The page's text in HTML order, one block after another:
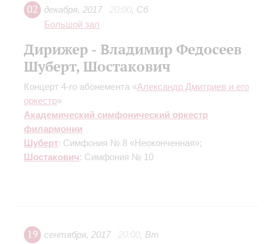
02 декабря, 2017 20:00, Сб
Большой зал
Дирижер - Владимир Федосеев
Шуберт, Шостакович
Концерт 4-го абонемента «Александр Дмитриев и его
оркестр»
Академический симфонический оркестр
филармонии
Шуберт: Симфония № 8 «Неоконченная»;
Шостакович: Симфония № 10
19 сентября, 2017 20:00, Вт